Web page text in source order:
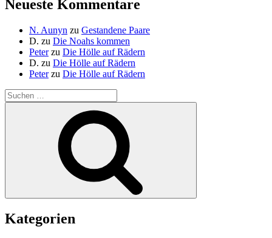
Neueste Kommentare
N. Aunyn zu Gestandene Paare
D. zu Die Noahs kommen
Peterzu Die Hölle auf Rädern
D. zu Die Hölle auf Rädern
Peterzu Die Hölle auf Rädern
Suche
nach:
Kategorien